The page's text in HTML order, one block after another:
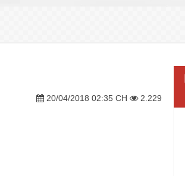
20/04/2018 02:35 CH 2.229